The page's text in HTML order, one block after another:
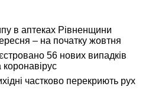
в аптеках Рівненщини
– на початку жовтня
56 нових випадків
частково перекриють рух